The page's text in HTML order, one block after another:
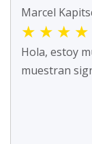
Marcel
★ ★ ★ ★
Hola, estoy
muestran